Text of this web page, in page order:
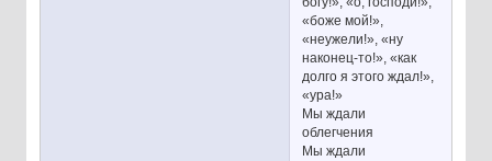
«боже мой!»,
«неужели!», «ну
наконец-то!», «как
долго я этого ждал!»,
«ура!»
Мы ждали
облегчения
Мы ждали